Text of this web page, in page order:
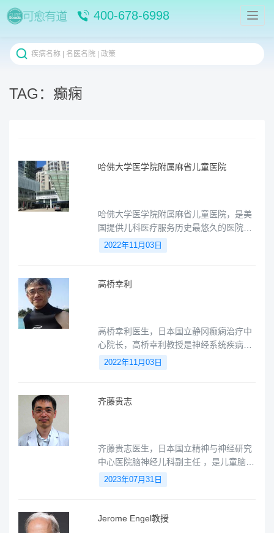
400-678-6998
TAG：癫痫
哈佛⼤学医学院附属麻省儿童医院
哈佛⼤学医学院附属麻省儿童医院，是美
国提供儿科医疗服务历史最悠久的医院之
一。
2022年11月03日
高桥幸利
高桥幸利医生，日本国立静冈癫痫治疗中
心院长，高桥幸利教授是神经系统疾病诊
疗领域的领跑者。擅长少儿癫痫、脑神经
疾病。
2022年11月03日
齐藤贵志
齐藤贵志医生，日本国立精神与神经研究
中心医院脑神经儿科副主任 ，是儿童脑神
经领域的专家，精通小儿癫痫，通过药物
治疗、外科治疗。
2023年07月31日
Jerome Engel教授